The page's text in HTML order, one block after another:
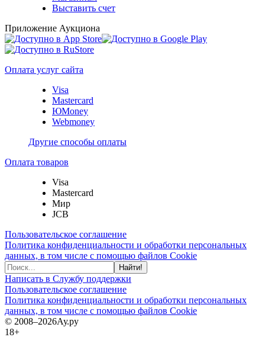
Выставить счет
Приложение Аукциона
Оплата услуг сайта
Visa
Mastercard
ЮMoney
Webmoney
Другие способы оплаты
Оплата товаров
Visa
Mastercard
Мир
JCB
Пользовательское соглашение
Политика конфиденциальности и обработки персональных
данных, в том числе с помощью файлов Cookie
Найти!
Написать в Службу поддержки
Пользовательское соглашение
Политика конфиденциальности и обработки персональных
данных, в том числе с помощью файлов Cookie
© 2008–2026Ау.ру
18+